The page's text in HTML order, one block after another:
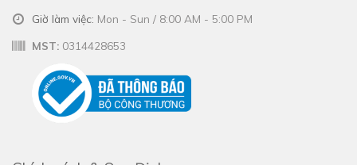
Giờ làm việc: Mon - Sun / 8:00 AM - 5:00 PM
MST: 0314428653